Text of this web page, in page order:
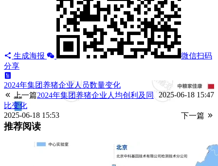
生成海报
微信扫码
分享
2024年集团养猪企业人员数量变化
上一篇
2025-06-18 15:47
2024年集团养猪企业人均创利及同
比变化
下一篇
2025-06-18 15:53
推荐阅读